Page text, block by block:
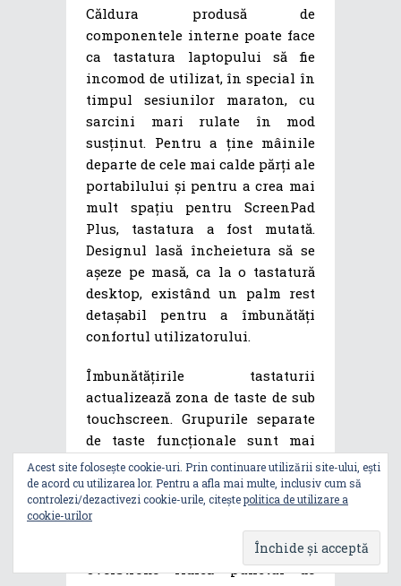
Căldura produsă de
componentele interne poate face
ca tastatura laptopului să fie
incomod de utilizat, în special în
timpul sesiunilor maraton, cu
sarcini mari rulate în mod
susținut. Pentru a ține mâinile
departe de cele mai calde părți ale
portabilului și pentru a crea mai
mult spațiu pentru ScreenPad
Plus, tastatura a fost mutată.
Designul lasă încheietura să se
așeze pe masă, ca la o tastatură
desktop, existând un palm rest
detașabil pentru a îmbunătăți
confortul utilizatorului.
Îmbunătățirile tastaturii
actualizează zona de taste de sub
touchscreen. Grupurile separate
de taste funcționale sunt mai
ușor de identificat în mod
intuitiv. Tastele rapide dedicate
pun într-o zonă ușor accesibilă
butonul de mute pentru volum și
microfon. Tehnologia ROG
Overstroke ridică punctul de
Acest site folosește cookie-uri. Prin continuare utilizării site-ului, ești
de acord cu utilizarea lor. Pentru a afla mai multe, inclusiv cum să
controlezi/dezactivezi cookie-urile, citeștepolitica de utilizare a
cookie-urilor